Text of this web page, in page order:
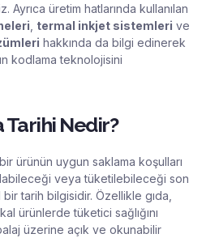
Ayrıca üretim hatlarında kullanılan
termal inkjet sistemleri ve
hakkında da bilgi edinerek
kodlama teknolojisini
Nedir?
ürünün uygun saklama koşulları
veya tüketilebileceği son
tarih bilgisidir. Özellikle gıda,
ürünlerde tüketici sağlığını
üzerine açık ve okunabilir